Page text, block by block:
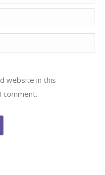
website in this